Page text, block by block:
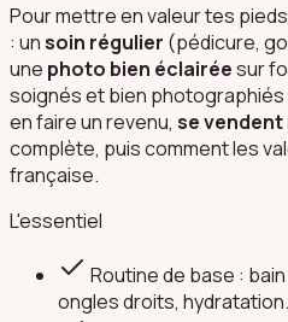
Pour mettre en valeur tes
: unsoin régulier (pédicure,
une photo bien éclairéesur
soignés et bien
en faire un revenu, se vendent
complète, puis comment les
française.
L'essentiel
Routine de base :
ongles droits, hydratation.